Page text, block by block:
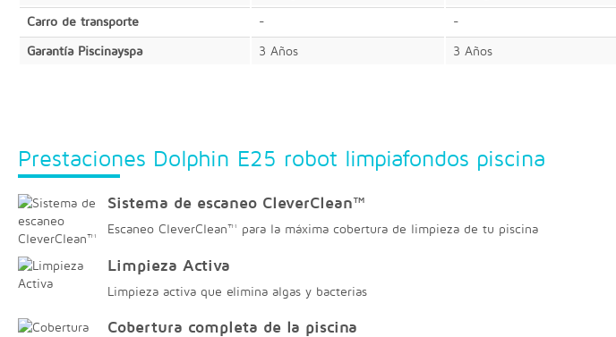
Carro de transporte
- -
Garantía Piscinayspa
3 Años 3 Años
Prestaciones Dolphin E25 robot limpiafondos piscina
Sistema de escaneo CleverClean™
Escaneo CleverClean™ para la máxima cobertura de limpieza de tu piscina
Limpieza Activa
Limpieza activa que elimina algas y bacterias
Cobertura completa de la piscina